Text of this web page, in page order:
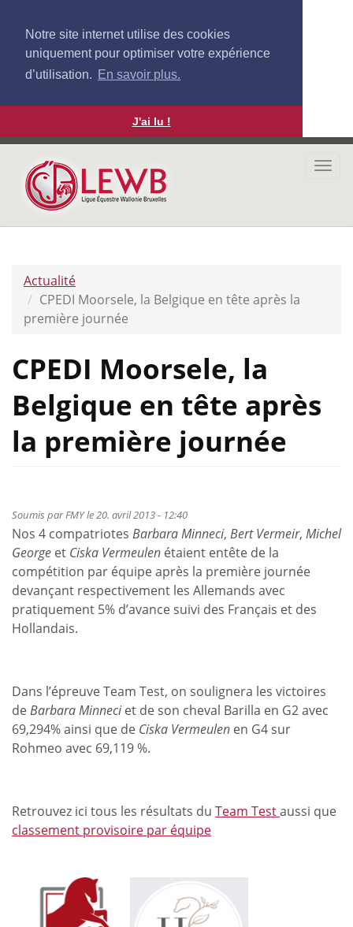
Notre site internet utilise des cookies
uniquement pour optimiser votre expérience
d’utilisation. En savoir plus.
J'ai lu !
Aller
contenu
principal
Actualité
CPEDI Moorsele, la Belgique en tête après la
première journée
CPEDI Moorsele, la
Belgique en tête après
la première journée
Soumis parFMYle 20. avril 2013 - 12:40
Nos 4 compatriotes Barbara Minneci, Bert Vermeir, Michel
George et Ciska Vermeulen étaient entête de la
compétition par équipe après la première journée
devançant respectivement les Allemands avec
pratiquement 5% d’avance suivi des Français et des
Hollandais.
Dans l’épreuve Team Test, on soulignera les victoires
deBarbara Minneciet de son cheval Barilla en G2 avec
69,294% ainsi que de Ciska Vermeulen en G4 sur
Rohmeo avec 69,119 %.
Retrouvez ici tous les résultats du Team Testaussi que
classement provisoire par équipe